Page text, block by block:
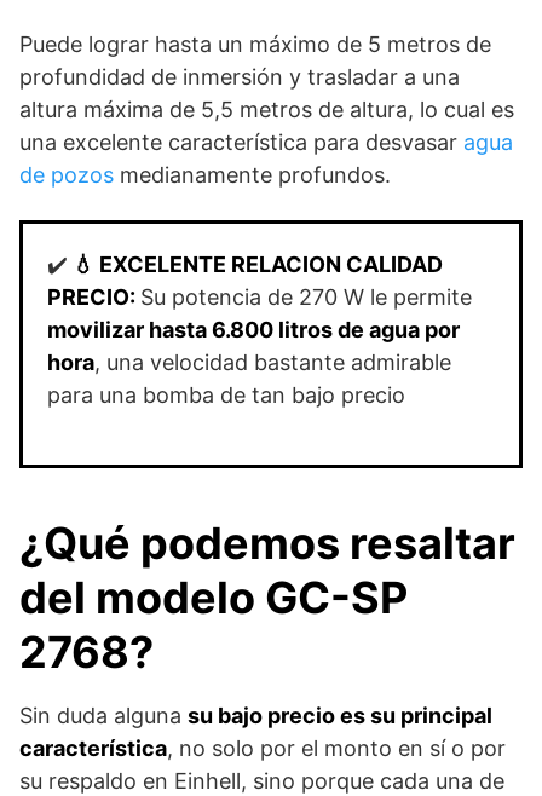
Puede lograr hasta un máximo de 5 metros de
profundidad de inmersión y trasladar a una
altura máxima de 5,5 metros de altura, lo cual es
una excelente característica para desvasar agua
de pozos medianamente profundos.
✔️ 💧 EXCELENTE RELACION CALIDAD
PRECIO: Su potencia de 270 W le permite
movilizar hasta 6.800 litros de agua por
hora, una velocidad bastante admirable
para una bomba de tan bajo precio
¿Qué podemos resaltar
del modelo GC-SP
2768?
Sin duda alguna su bajo precio es su principal
característica, no solo por el monto en sí o por
su respaldo en Einhell, sino porque cada una de